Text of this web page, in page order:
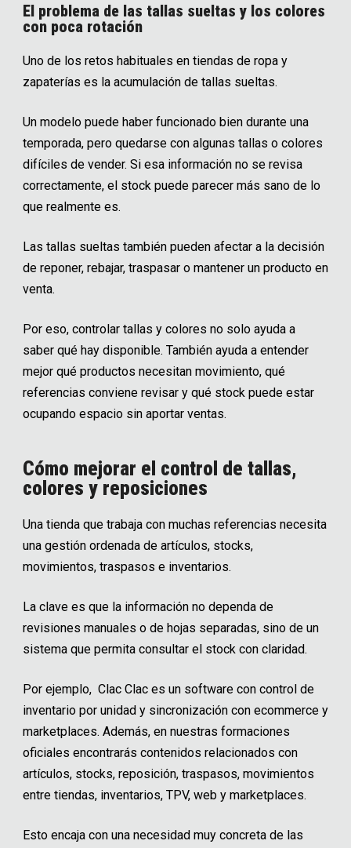
El problema de las tallas sueltas y los colores
con poca rotación
Uno de los retos habituales en tiendas de ropa y
zapaterías es la acumulación de tallas sueltas.
Un modelo puede haber funcionado bien durante una
temporada, pero quedarse con algunas tallas o colores
difíciles de vender. Si esa información no se revisa
correctamente, el stock puede parecer más sano de lo
que realmente es.
Las tallas sueltas también pueden afectar a la decisión
de reponer, rebajar, traspasar o mantener un producto en
venta.
Por eso, controlar tallas y colores no solo ayuda a
saber qué hay disponible. También ayuda a entender
mejor qué productos necesitan movimiento, qué
referencias conviene revisar y qué stock puede estar
ocupando espacio sin aportar ventas.
Cómo mejorar el control de tallas,
colores y reposiciones
Una tienda que trabaja con muchas referencias necesita
una gestión ordenada de artículos, stocks,
movimientos, traspasos e inventarios.
La clave es que la información no dependa de
revisiones manuales o de hojas separadas, sino de un
sistema que permita consultar el stock con claridad.
Por ejemplo, Clac Clac es un software con control de
inventario por unidad y sincronización con ecommerce y
marketplaces. Además, en nuestras formaciones
oficiales encontrarás contenidos relacionados con
artículos, stocks, reposición, traspasos, movimientos
entre tiendas, inventarios, TPV, web y marketplaces.
Esto encaja con una necesidad muy concreta de las